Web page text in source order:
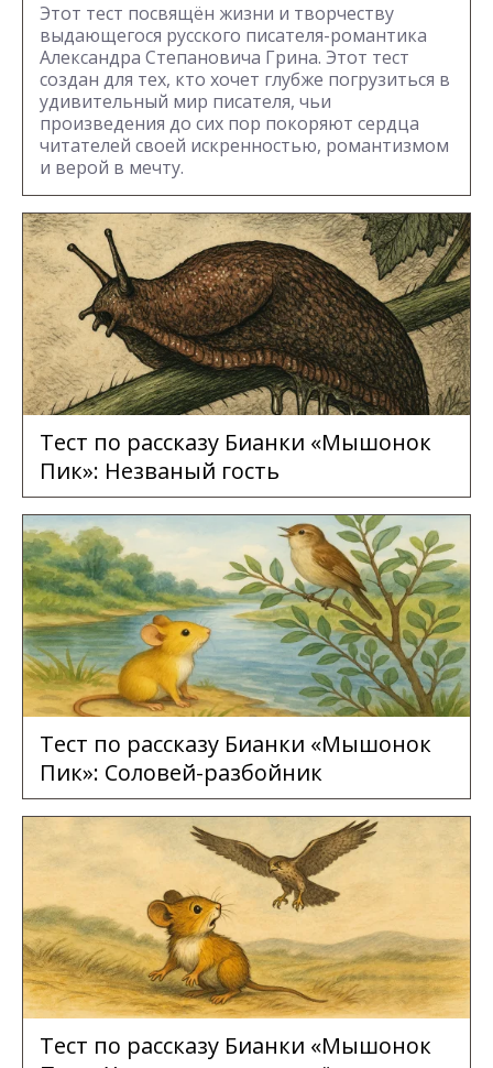
Этот тест посвящён жизни и творчеству
выдающегося русского писателя-романтика
Александра Степановича Грина. Этот тест
создан для тех, кто хочет глубже погрузиться в
удивительный мир писателя, чьи
произведения до сих пор покоряют сердца
читателей своей искренностью, романтизмом
и верой в мечту.
Тест по рассказу Бианки «Мышонок
Пик»: Незваный гость
Тест по рассказу Бианки «Мышонок
Пик»: Соловей-разбойник
Тест по рассказу Бианки «Мышонок